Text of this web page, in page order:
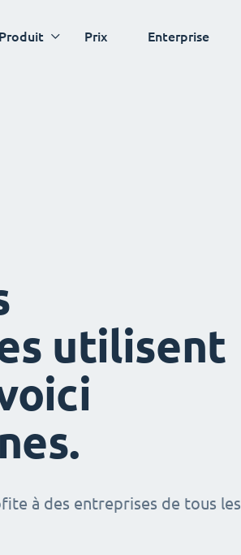
Produit Prix Enterprise
utilisent
à des entreprises de tous les